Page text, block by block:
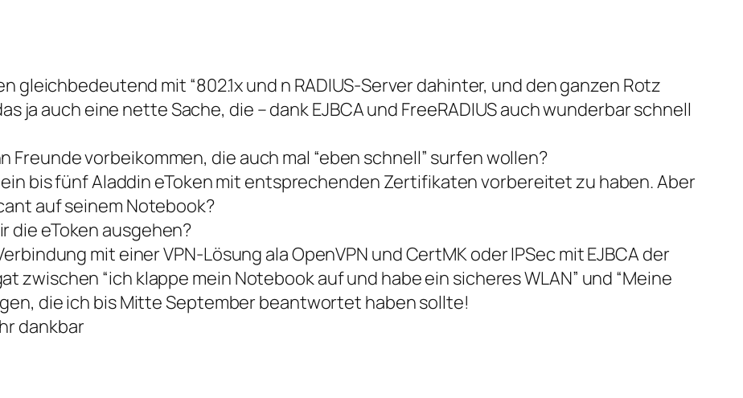
gleichbedeutend mit “802.1x und n RADIUS-Server dahinter, und den ganzen Rotz
ja auch eine nette Sache, die – dank EJBCA und FreeRADIUS auch wunderbar schnell
Freunde vorbeikommen, die auch mal “eben schnell” surfen wollen?
bis fünf Aladdin eToken mit entsprechenden Zertifikaten vorbereitet zu haben. Aber
auf seinem Notebook?
die eToken ausgehen?
mit einer VPN-Lösung ala OpenVPN und CertMK oder IPSec mit EJBCA der
zwischen “ich klappe mein Notebook auf und habe ein sicheres WLAN” und “Meine
die ich bis Mitte September beantwortet haben sollte!
dankbar